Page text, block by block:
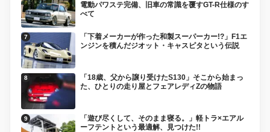
電動パワステ完備、旧車の常識を覆すGT-R仕様のす
べて
「下着メーカーが作った和製スーパーカー!?」F1エ
ンジンを積んだジオット・キャスピタという伝説
「18歳、父から譲り受けたS130」そこから始まっ
た、ひとりの走り屋とフェアレディZの物語
「遊び尽くして、そのまま寝る。」軽トラ×エアル
ーフテントという最適解、見つけた!!